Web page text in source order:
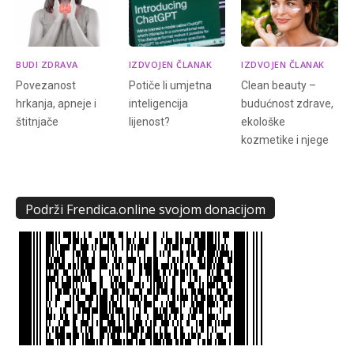
BUDI ZDRAVA
Povezanost
hrkanja, apneje i
štitnjače
IZDVOJEN ČLANAK
Potiče li umjetna
inteligencija
lijenost?
IZDVOJEN ČLANAK
Clean beauty –
budućnost zdrave,
ekološke
kozmetike i njege
Podrži Frendica.online svojom donacijom